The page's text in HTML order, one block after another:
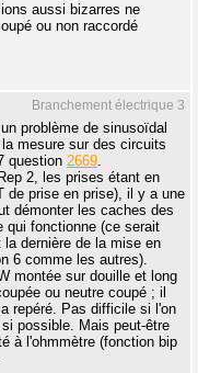
aussi bizarres ne
ou non raccordé
Branchement électrique 3
problème de sinusoïdal
mesure sur des circuits
question 2669.
2, les prises étant en
de prise en prise), il y a une
démonter les caches des
qui fonctionne (ce serait
dernière de la mise en
6 comme les autres).
montée sur douille et long
ou neutre coupé ; il
repéré. Pas difficile si l'on
possible. Mais peut-être
à l'ohmmètre (fonction bip